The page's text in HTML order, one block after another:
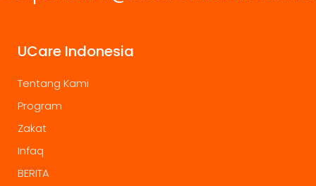
UCare Indonesia
Tentang Kami
Program
Zakat
Infaq
BERITA